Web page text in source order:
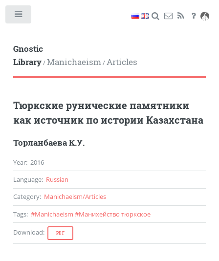
Gnostic
Library/Manichaeism/Articles
Тюркские рунические памятники
как источник по истории Казахстана
Торланбаева К.У.
Year: 2016
Language: Russian
Category: Manichaeism/Articles
Tags: #Manichaeism #Манихейство тюркское
Download: PDF